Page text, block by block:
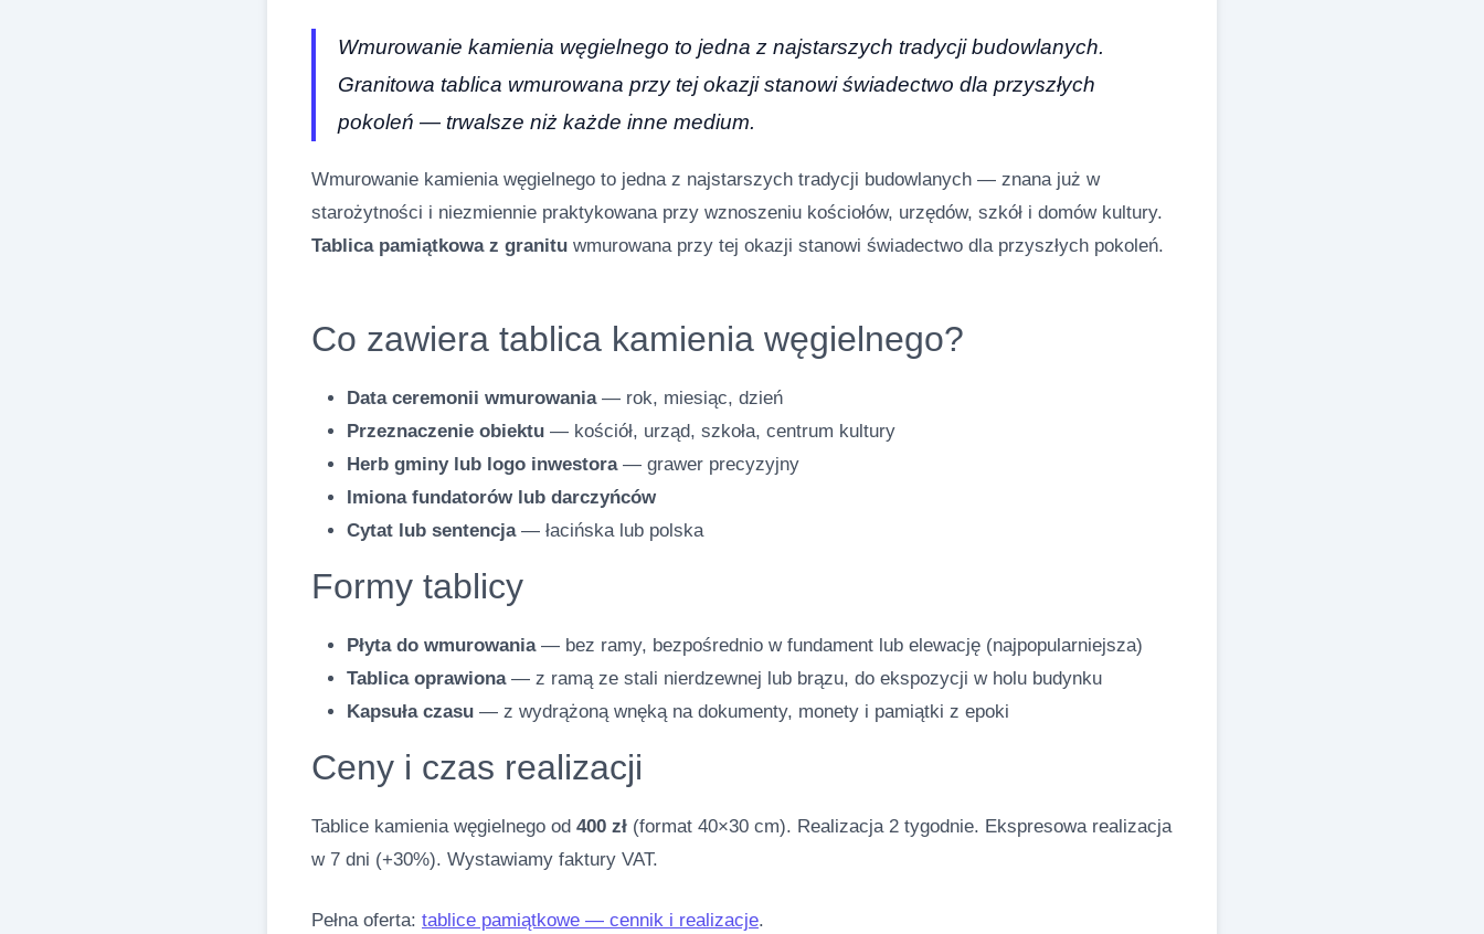
Wmurowanie kamienia węgielnego to jedna z najstarszych tradycji budowlanych.
Granitowa tablica wmurowana przy tej okazji stanowi świadectwo dla przyszłych
pokoleń — trwalsze niż każde inne medium.
Wmurowanie kamienia węgielnego to jedna z najstarszych tradycji budowlanych — znana już w
starożytności i niezmiennie praktykowana przy wznoszeniu kościołów, urzędów, szkół i domów kultury.
Tablica pamiątkowa z granitu wmurowana przy tej okazji stanowi świadectwo dla przyszłych pokoleń.
Co zawiera tablica kamienia węgielnego?
Data ceremonii wmurowania— rok, miesiąc, dzień
Przeznaczenie obiektu — kościół, urząd, szkoła, centrum kultury
Herb gminy lub logo inwestora— grawer precyzyjny
Imiona fundatorów lub darczyńców
Cytat lub sentencja— łacińska lub polska
Formy tablicy
Płyta do wmurowania— bez ramy, bezpośrednio w fundament lub elewację (najpopularniejsza)
Tablica oprawiona— z ramą ze stali nierdzewnej lub brązu, do ekspozycji w holu budynku
Kapsuła czasu — z wydrążoną wnęką na dokumenty, monety i pamiątki z epoki
Ceny i czas realizacji
Tablice kamienia węgielnego od 400 zł (format 40×30 cm). Realizacja 2 tygodnie. Ekspresowa realizacja
w 7 dni (+30%). Wystawiamy faktury VAT.
Pełna oferta: tablice pamiątkowe — cennik i realizacje.